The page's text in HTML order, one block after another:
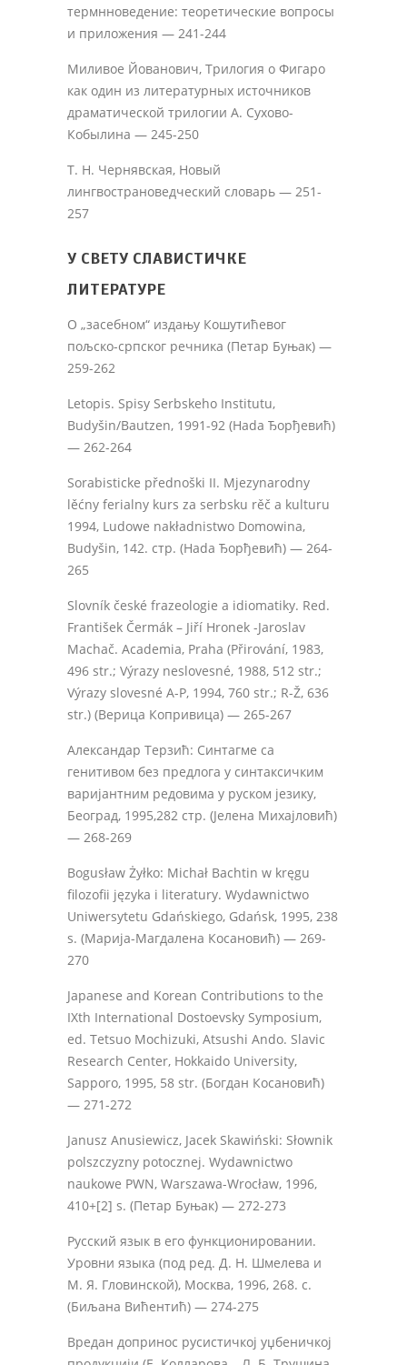
термнноведение: теоретические вопросы
и приложения — 241-244
Миливое Йованович, Трилогия о Фигаро
как один из литературных источников
драматической трилогии А. Сухово-
Кобылина — 245-250
Т. Н. Чернявская, Новый
лингвострановедческий словарь — 251-
257
У СВЕТУ СЛАВИСТИЧКЕ
ЛИТЕРАТУРЕ
О „засебном“ издању Кошутићевог
пољско-српског речника (Петар Буњак) —
259-262
Letopis. Spisy Serbskeho Institutu,
Budyšin/Bautzen, 1991-92 (Hada Ђорђевић)
— 262-264
Sorabisticke přednoški II. Mjezynarodny
lěćny ferialny kurs za serbsku rěč a kulturu
1994, Ludowe nakładnistwo Domowina,
Budyšin, 142. стр. (Hada Ђорђевић) — 264-
265
Slovník české frazeologie a idiomatiky. Red.
František Čermák – Jiří Hronek -Jaroslav
Machač. Academia, Praha (Přirování, 1983,
496 str.; Výrazy neslovesné, 1988, 512 str.;
Výrazy slovesné A-P, 1994, 760 str.; R-Ž, 636
str.) (Верица Копривица) — 265-267
Александар Терзић: Синтагме са
генитивом без предлога у синтаксичким
варијантним редовима у руском језику,
Београд, 1995,282 стр. (Јелена Михајловић)
— 268-269
Bogusław Żyłko: Michał Bachtin w kręgu
filozofii języka i literatury. Wydawnictwo
Uniwersytetu Gdańskiego, Gdańsk, 1995, 238
s. (Марија-Магдалена Косановић) — 269-
270
Japanese and Korean Contributions to the
IXth International Dostoevsky Symposium,
ed. Tetsuo Mochizuki, Atsushi Ando. Slavic
Research Center, Hokkaido University,
Sapporo, 1995, 58 str. (Богдан Косановић)
— 271-272
Janusz Anusiewicz, Jacek Skawiński: Słownik
polszczyzny potocznej. Wydawnictwo
naukowe PWN, Warszawa-Wrocław, 1996,
410+[2] s. (Петар Буњак) — 272-273
Русский язык в его функционировании.
Уровни языка (под ред. Д. Н. Шмелева и
М. Я. Гловинской), Москва, 1996, 268. с.
(Биљана Вићентић) — 274-275
Вредан допринос русистичкој уџбеничкој